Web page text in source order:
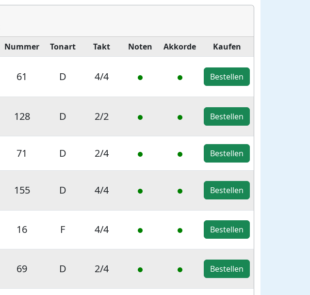
Nummer Tonart Takt Noten Akkorde Kaufen
61 D 4/4 Bestellen
128 D 2/2 Bestellen
71 D 2/4 Bestellen
155 D 4/4 Bestellen
16 F 4/4 Bestellen
69 D 2/4 Bestellen